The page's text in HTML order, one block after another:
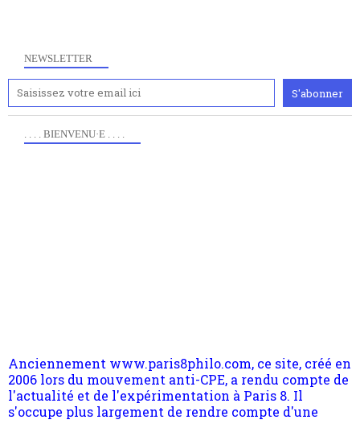
NEWSLETTER
. . . . BIENVENU·E . . . .
s'occupe plus largement de rendre compte d'une
transformation dans les paradigmes philosophiques
suivant la pensée du Dehors ou du Surpli, omme la
nomme les métaphysiciens classique. Nous avons